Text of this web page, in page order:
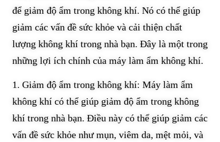
để giảm độ ẩm trong không khí. Nó có thể giúp
giảm các vấn đề sức khỏe và cải thiện chất
lượng không khí trong nhà bạn. Đây là một trong
những lợi ích chính của máy làm ẩm không khí.
1. Giảm độ ẩm trong không khí: Máy làm ẩm
không khí có thể giúp giảm độ ẩm trong không
khí trong nhà bạn. Điều này có thể giúp giảm các
vấn đề sức khỏe như mụn, viêm da, mệt mỏi, và